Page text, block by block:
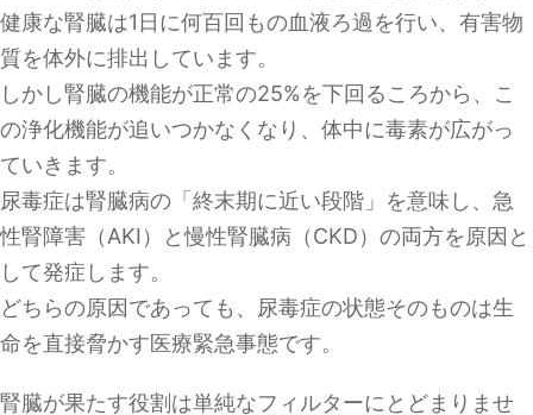
健康な腎臓は1日に何百回もの血液ろ過を行い、有害物
質を体外に排出しています。
しかし腎臓の機能が正常の25%を下回るころから、こ
の浄化機能が追いつかなくなり、体中に毒素が広がっ
ていきます。
尿毒症は腎臓病の「終末期に近い段階」を意味し、急
性腎障害（AKI）と慢性腎臓病（CKD）の両方を原因と
して発症します。
どちらの原因であっても、尿毒症の状態そのものは生
命を直接脅かす医療緊急事態です。
腎臓が果たす役割は単純なフィルターにとどまりませ